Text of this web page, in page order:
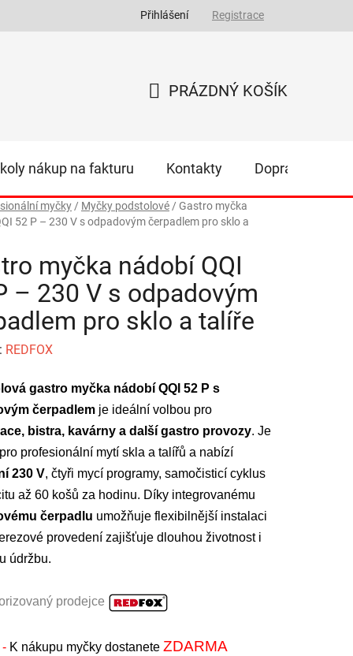
Přihlášení Registrace
PRÁZDNÝ KOŠÍK
nákup na fakturu Kontakty Doprava
myčky / Myčky podstolové / Gastro myčka
52 P – 230 V s odpadovým čerpadlem pro sklo a
myčka nádobí QQI
– 230 V s odpadovým
pro sklo a talíře
REDFOX
gastro myčka nádobí QQI 52 P s
čerpadlem je ideální volbou pro
bistra, kavárny a další gastro provozy. Je
profesionální mytí skla a talířů a nabízí
230 V, čtyři mycí programy, samočisticí cyklus
až 60 košů za hodinu. Díky integrovanému
čerpadlu umožňuje flexibilnější instalaci
provedení zajišťuje dlouhou životnost i
údržbu.
prodejce
- K nákupu myčky dostanete ZDARMA